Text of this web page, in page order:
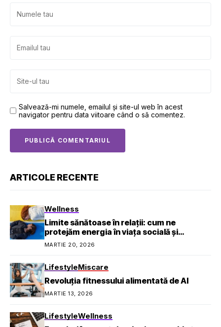
Salvează-mi numele, emailul și site-ul web în acest
navigator pentru data viitoare când o să comentez.
ARTICOLE RECENTE
Wellness
Limite sănătoase în relații: cum ne
protejăm energia în viața socială și
profesională
MARTIE 20, 2026
LifestyleMiscare
Revoluția fitnessului alimentată de AI
MARTIE 13, 2026
LifestyleWellness